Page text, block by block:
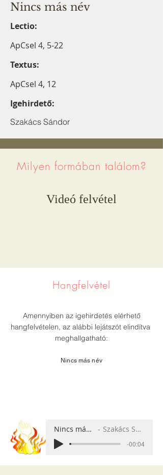
Nincs más név
Lectio:
ApCsel 4, 5-22
Textus:
ApCsel 4, 12
Igehirdető:
Szakács Sándor
Milyen formában találom?
Videó felvétel
Hangfelvétel
Amennyiben az igehirdetés elérhető
hangfelvételen, az alábbi lejátszót elindítva
meghallgatható:
Nincs más név
Nincs más név Szakács Sándor
-00:04